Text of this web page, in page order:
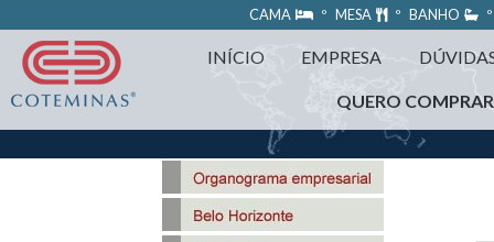
https://www.coteminas.com.br/desenv-web/htm11/
CAMA º MESA º BANHO
INÍCIO EMPRESA
QUERO COMPRAR